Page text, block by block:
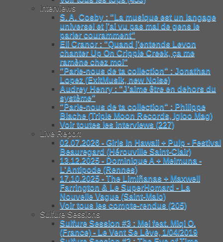
Interviews
S. A. Cosby : "La musique est un langage
universel et j’ai vu pas mal de gens le
parler couramment"
Eli Cranor : "Quand j’entends Levon
chanter Up On Cripple Creek, ça me
ramène chez moi"
"Parle-nous de ta collection" : Jonathan
Lopez (ExitMusik, new Noise)
Audrey Henry : "J’aime être en dehors du
système"
"Parle-nous de ta collection" : Philippe
Blache (Triple Moon Records, Igloo Mag)
Voir toutes les interviews (227)
Live Report
02.07.2026 - Girls In Hawaii + Pulp - Festival
Beauregard (Hérouville Saint-Clair)
13.12.2025 - Dominique A + Meimuna -
L’Antipode (Rennes)
17.10.2025 - The Limiñanas + Maxwell
Farrington & Le SuperHomard - La
Nouvelle Vague (Saint-Malo)
Voir tous les compte-rendus (205)
Sulfure Sessions
Sulfure Session #3 : Mei feat. Miqi O.
(France) - Le Vent Se Lève, 1/04/2019